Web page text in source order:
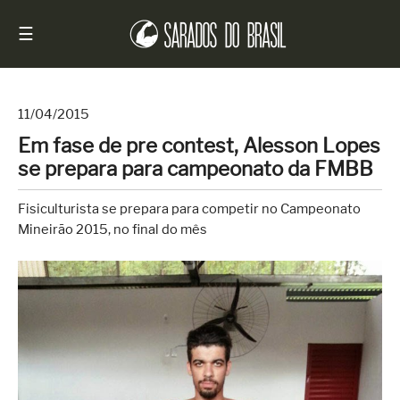
☰
Início
Notícias
Sarados
do
Entrevistas
e
Depois
11/04/2015
Em fase de pre contest, Alesson Lopes
se prepara para campeonato da FMBB
Fisiculturista se prepara para competir no Campeonato
Mineirão 2015, no final do mês